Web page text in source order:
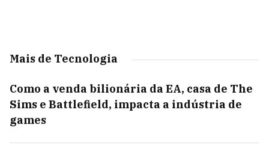
Mais de Tecnologia
Como a venda bilionária da EA, casa de The
Sims e Battlefield, impacta a indústria de
games